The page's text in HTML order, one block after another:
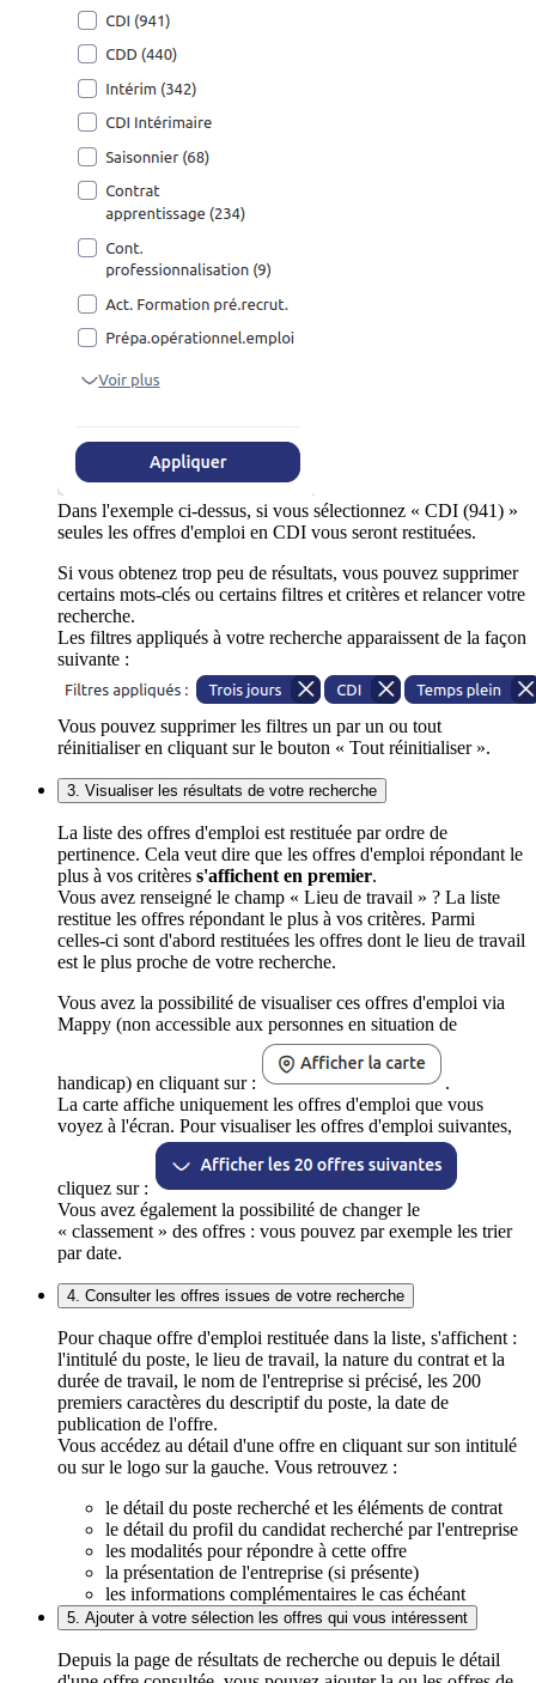
Dans l'exemple ci-dessus, si vous sélectionnez « CDI (941) »
seules les offres d'emploi en CDI vous seront restituées.
Si vous obtenez trop peu de résultats, vous pouvez supprimer
certains mots-clés ou certains filtres et critères et relancer votre
recherche.
Les filtres appliqués à votre recherche apparaissent de la façon
suivante :
Vous pouvez supprimer les filtres un par un ou tout
réinitialiser en cliquant sur le bouton « Tout réinitialiser ».
3. Visualiser les résultats de votre recherche
La liste des offres d'emploi est restituée par ordre de
pertinence. Cela veut dire que les offres d'emploi répondant le
plus à vos critères s'affichent en premier.
Vous avez renseigné le champ « Lieu de travail » ? La liste
restitue les offres répondant le plus à vos critères. Parmi
celles-ci sont d'abord restituées les offres dont le lieu de travail
est le plus proche de votre recherche.
Vous avez la possibilité de visualiser ces offres d'emploi via
Mappy (non accessible aux personnes en situation de
handicap) en cliquant sur :
.
La carte affiche uniquement les offres d'emploi que vous
voyez à l'écran. Pour visualiser les offres d'emploi suivantes,
cliquez sur :
Vous avez également la possibilité de changer le
« classement » des offres : vous pouvez par exemple les trier
par date.
4. Consulter les offres issues de votre recherche
Pour chaque offre d'emploi restituée dans la liste, s'affichent :
l'intitulé du poste, le lieu de travail, la nature du contrat et la
durée de travail, le nom de l'entreprise si précisé, les 200
premiers caractères du descriptif du poste, la date de
publication de l'offre.
Vous accédez au détail d'une offre en cliquant sur son intitulé
ou sur le logo sur la gauche. Vous retrouvez :
le détail du poste recherché et les éléments de contrat
le détail du profil du candidat recherché par l'entreprise
les modalités pour répondre à cette offre
la présentation de l'entreprise (si présente)
les informations complémentaires le cas échéant
5. Ajouter à votre sélection les offres qui vous intéressent
Depuis la page de résultats de recherche ou depuis le détail